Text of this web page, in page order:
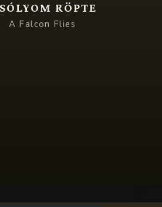
RÖPTE
A Falcon Flies